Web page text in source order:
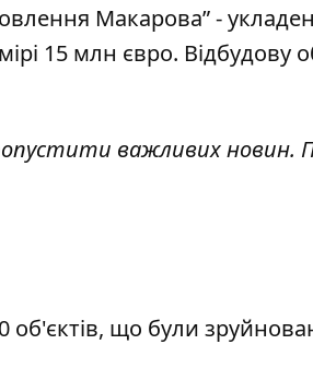
Макарова” -
15 млн євро. Відбудову
важливих новин.
що були